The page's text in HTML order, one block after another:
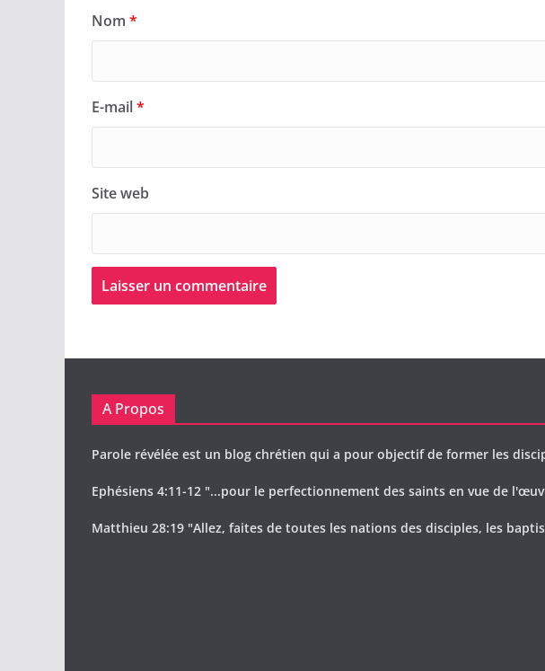
Nom *
E-mail*
Site web
A Propos
Parole révélée est un blog chrétien qui a pour objectif de former les
Ephésiens 4:11-12 "...pour le perfectionnement des saints en vue de
Matthieu 28:19 "Allez, faites de toutes les nations des disciples, les